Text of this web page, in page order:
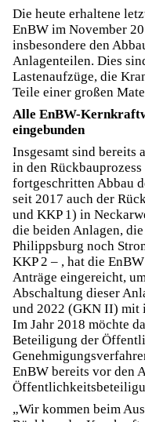
Die heute erhaltene
EnBW im November
insbesondere den
Anlagenteilen. Dies
Lastenaufzüge, die
Teile einer großen
Alle EnBW-
eingebunden
Insgesamt sind bereits
in den
fortgeschritten Abbau
seit 2017 auch der
und KKP 1) in
die beiden Anlagen,
Philippsburg noch
KKP 2 – , hat die
Anträge eingereicht,
Abschaltung dieser
und 2022 (GKN II) mit
Im Jahr 2018 möchte
Beteiligung der
EnBW bereits vor den
„Wir kommen beim